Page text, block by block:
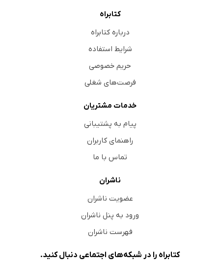
کتابراه
درباره کتابراه
شرایط استفاده
حریم خصوصی
فرصت‌های شغلی
خدمات مشتریان
پیام به پشتیبانی
راهنمای کاربران
تماس با ما
ناشران
عضویت ناشران
ورود به پنل ناشران
فهرست ناشران
کتابراه را در شبکه‌های اجتماعی دنبال کنید.